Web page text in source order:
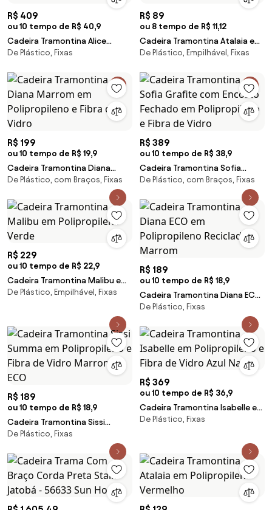
R$ 409
ou 10 tempo de R$ 40,9
Cadeira Tramontina Alice
Satinada em Polipropileno
De Plástico, Fixas
R$ 89
ou 8 tempo de R$ 11,12
Cadeira Tramontina Atalaia em
Polipropileno Preto
De Plástico, Empilhável, Fixas
R$ 199
ou 10 tempo de R$ 19,9
Cadeira Tramontina Diana
Marrom em Polipropileno e
De Plástico, com Braços, Fixas
R$ 389
ou 10 tempo de R$ 38,9
Cadeira Tramontina Sofia
Grafite com Encosto Fechado
em Polipropileno e Fibra de
Vidro
De Plástico, com Braços, Fixas
R$ 229
ou 10 tempo de R$ 22,9
Cadeira Tramontina Malibu em
Polipropileno Verde
De Plástico, Empilhável, Fixas
R$ 189
ou 10 tempo de R$ 18,9
Cadeira Tramontina Diana ECO
em Polipropileno Reciclado
De Plástico, Fixas
R$ 189
ou 10 tempo de R$ 18,9
Cadeira Tramontina Sissi
Summa em Polipropileno e Fibra
De Plástico, Fixas
R$ 369
ou 10 tempo de R$ 36,9
Cadeira Tramontina Isabelle em
Polipropileno e Fibra de Vidro
De Plástico, Fixas